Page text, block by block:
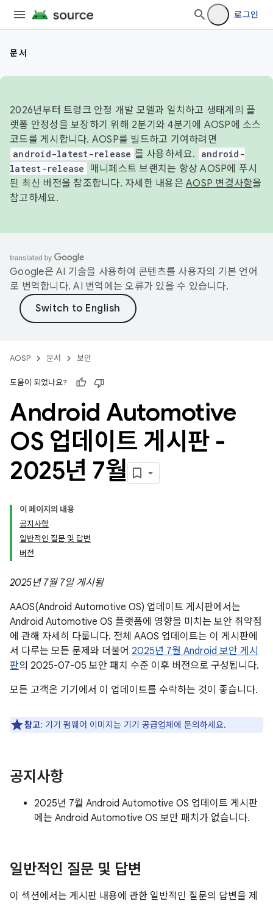
로그인
문서
2026년부터 트렁크 안정 개발 모델과 일치하고 생태계의 플
랫폼 안정성을 보장하기 위해 2분기와 4분기에 AOSP에 소스
코드를 게시합니다. AOSP를 빌드하고 기여하려면
android-latest-release 를 사용하세요.
android-
latest-release
매니페스트 브랜치는 항상 AOSP에 푸시
된 최신 버전을 참조합니다. 자세한 내용은 AOSP 변경사항을
참고하세요.
Google은 AI 기술을 사용하여 콘텐츠를 사용자의 기본 언어
로 번역합니다. AI 번역에는 오류가 있을 수 있습니다.
AOSP 문서 보안
도움이 되었나요?
Android Automotive
OS 업데이트 게시판 -
2025년 7월
이 페이지의 내용
공지사항
일반적인 질문 및 답변
버전
2025년 7월 7일 게시됨
AAOS(Android Automotive OS) 업데이트 게시판에서는
Android Automotive OS 플랫폼에 영향을 미치는 보안 취약점
에 관해 자세히 다룹니다. 전체 AAOS 업데이트는 이 게시판에
서 다루는 모든 문제와 더불어 2025년 7월 Android 보안 게시
판의 2025-07-05 보안 패치 수준 이후 버전으로 구성됩니다.
모든 고객은 기기에서 이 업데이트를 수락하는 것이 좋습니다.
참고: 기기 펌웨어 이미지는 기기 공급업체에 문의하세요.
공지사항
2025년 7월 Android Automotive OS 업데이트 게시판
에는 Android Automotive OS 보안 패치가 없습니다.
일반적인 질문 및 답변
이 섹션에서는 게시판 내용에 관한 일반적인 질문의 답변을 제